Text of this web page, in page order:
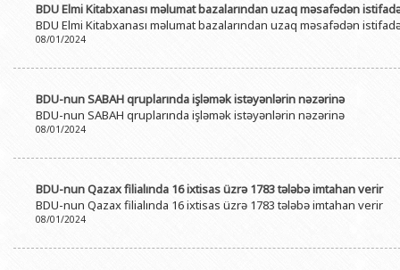
BDU Elmi Kitabxanası məlumat bazalarından uzaq məsafədən
BDU Elmi Kitabxanası məlumat bazalarından uzaq məsafədən
08/01/2024
BDU-nun SABAH qruplarında işləmək istəyənlərin nəzərinə
BDU-nun SABAH qruplarında işləmək istəyənlərin nəzərinə
08/01/2024
BDU-nun Qazax filialında 16 ixtisas üzrə 1783 tələbə imtahan verir
BDU-nun Qazax filialında 16 ixtisas üzrə 1783 tələbə imtahan verir
08/01/2024